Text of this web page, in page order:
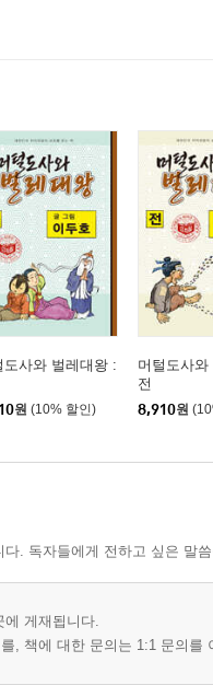
도사와 벌레대왕 :
원 (10% 할인)
머털도사
전
8,910원
. 독자들에게 전하고 싶은 말
에 게재됩니다.
, 책에 대한 문의는 1:1 문의를